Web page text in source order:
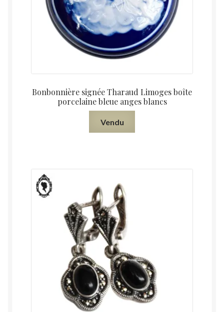
Bonbonnière signée Tharaud Limoges boîte
porcelaine bleue anges blancs
Vendu